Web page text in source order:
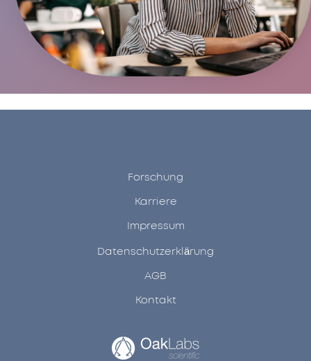
Forschung
Karriere
Impressum
Datenschutzerklärung
AGB
Kontakt